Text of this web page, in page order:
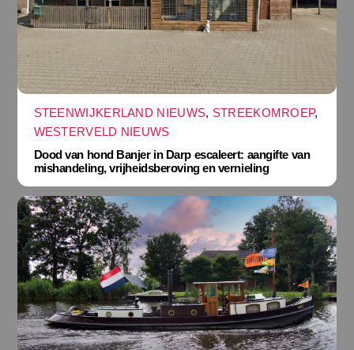
STEENWIJKERLAND NIEUWS, STREEKOMROEP,
WESTERVELD NIEUWS
Dood van hond Banjer in Darp escaleert: aangifte van
mishandeling, vrijheidsberoving en vernieling